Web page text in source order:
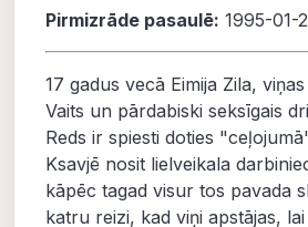
Pirmizrāde pasaulē: 1995-01-
17 gadus vecā Eimija Zila,
Vaits un pārdabiski seksīgais
Reds ir spiesti doties
Ksavjē nosit lielveikala
kāpēc tagad visur tos pavada
katru reizi, kad viņi apstājas,